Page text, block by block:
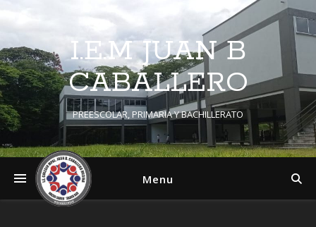
I.E.M JUAN B
CABALLERO
PREESCOLAR, PRIMARIA Y BACHILLERATO
Menu